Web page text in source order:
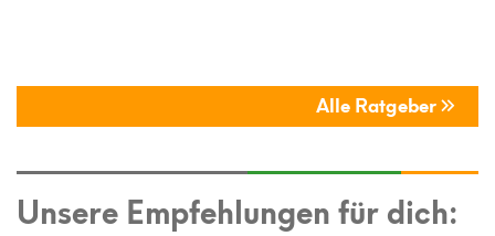
Alle Ratgeber
Unsere Empfehlungen für dich: